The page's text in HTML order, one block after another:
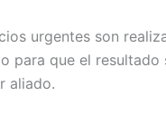
urgentes son
para que el resultado
aliado.